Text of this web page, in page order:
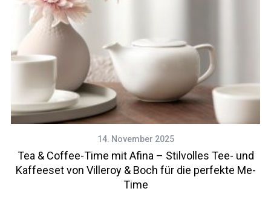
14. November 2025
Tea & Coffee-Time mit Afina – Stilvolles Tee- und
Kaffeeset von Villeroy & Boch für die perfekte Me-
Time